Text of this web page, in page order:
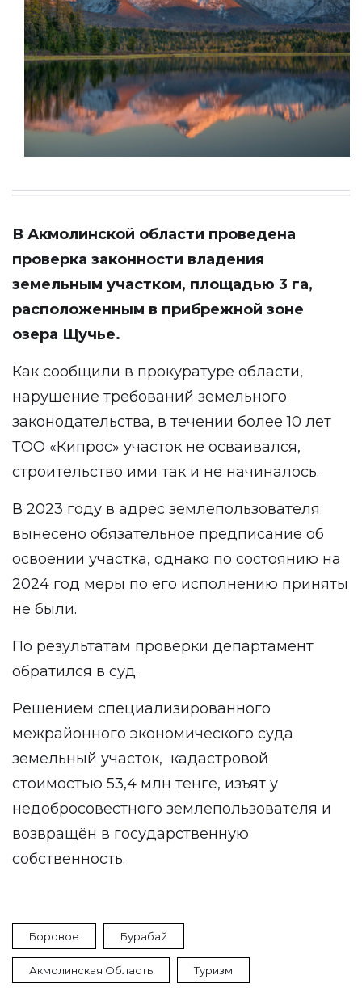
В Акмолинской области проведена
проверка законности владения
земельным участком, площадью 3 га,
расположенным в прибрежной зоне
озера Щучье.
Как сообщили в прокуратуре области,
нарушение требований земельного
законодательства, в течении более 10 лет
ТОО «Кипрос» участок не осваивался,
строительство ими так и не начиналось.
В 2023 году в адрес землепользователя
вынесено обязательное предписание об
освоении участка, однако по состоянию на
2024 год меры по его исполнению приняты
не были.
По результатам проверки департамент
обратился в суд.
Решением специализированного
межрайонного экономического суда
земельный участок, кадастровой
стоимостью 53,4 млн тенге, изъят у
недобросовестного землепользователя и
возвращён в государственную
собственность.
Боровое Бурабай
Акмолинская Область Туризм